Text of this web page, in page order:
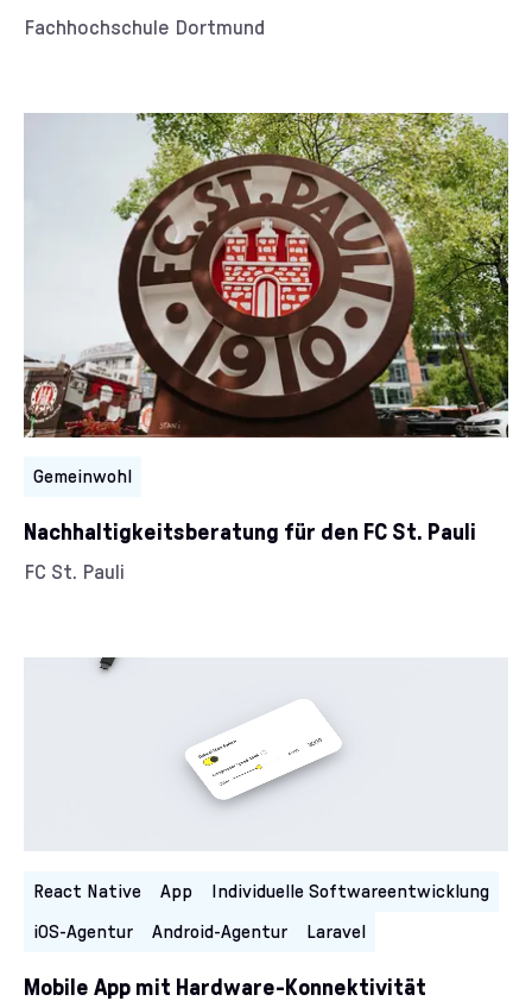
Kunde/Kundin:
Fachhochschule Dortmund
Nachhaltigkeitsberatung für den FC St. Pauli
Kunde/Kundin:
FC St. Pauli
Kategorien:
Gemeinwohl
Mobile App mit Hardware-Konnektivität
Kategorien:
React Native App Individuelle Softwareentwicklung
iOS-Agentur Android-Agentur Laravel